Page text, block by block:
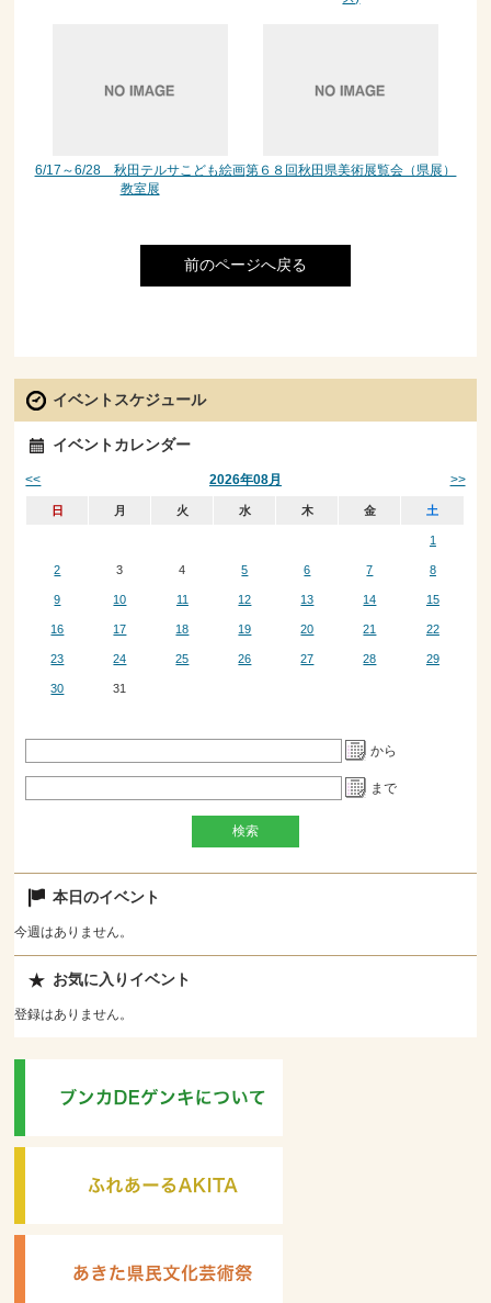
6/17～6/28 秋田テルサこども絵画
教室展
第６８回秋田県美術展覧会（県展）
前のページへ戻る
イベントスケジュール
イベントカレンダー
2026年08月
<< >>
日 月 火 水 木 金 土
1
2 3 4 5 6 7 8
9 10 11 12 13 14 15
16 17 18 19 20 21 22
23 24 25 26 27 28 29
30 31
から
まで
本日のイベント
今週はありません。
お気に入りイベント
登録はありません。